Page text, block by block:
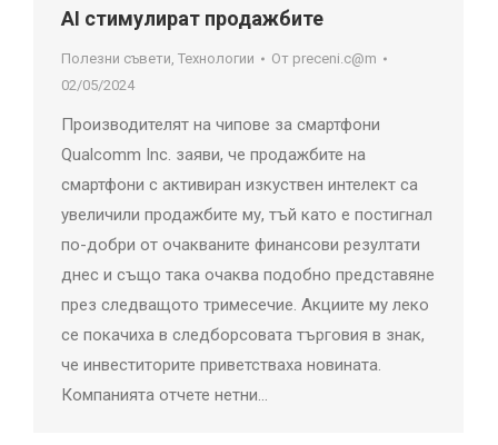
AI стимулират продажбите
Полезни съвети Технологии От preceni.c@m
02/05/2024
Производителят на чипове за смартфони
Qualcomm Inc. заяви, че продажбите на
смартфони с активиран изкуствен интелект са
увеличили продажбите му, тъй като е постигнал
по-добри от очакваните финансови резултати
днес и също така очаква подобно представяне
през следващото тримесечие. Акциите му леко
се покачиха в следборсовата търговия в знак,
че инвеститорите приветстваха новината.
Компанията отчете нетни…